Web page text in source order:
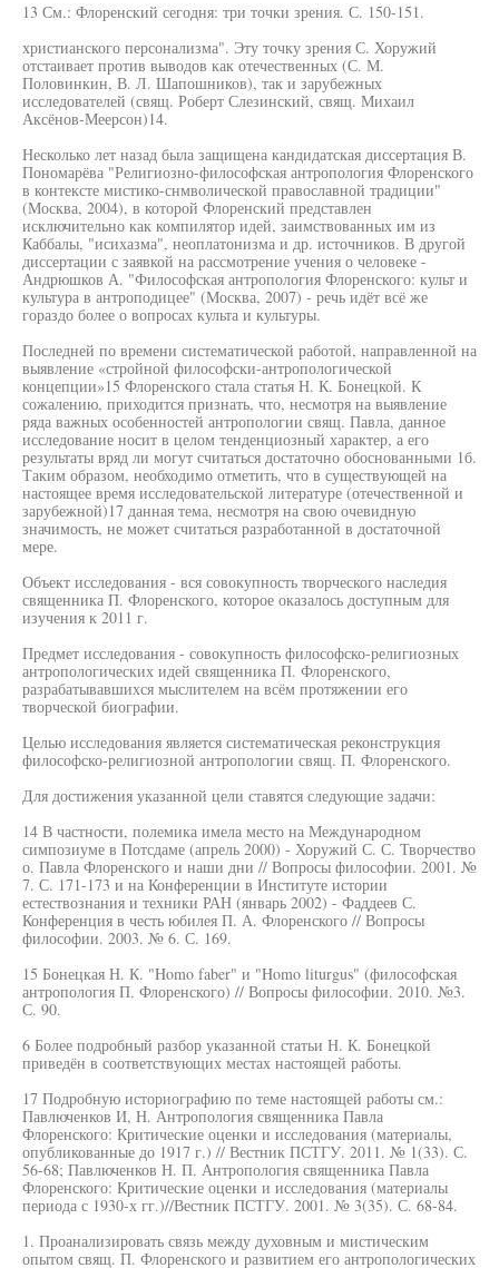
13 См.: Флоренский сегодня: три точки зрения. С. 150-151.
христианского персонализма". Эту точку зрения С. Хоружий
отстаивает против выводов как отечественных (С. М.
Половинкин, В. Л. Шапошников), так и зарубежных
исследователей (свящ. Роберт Слезинский, свящ. Михаил
Аксёнов-Меерсон)14.
Несколько лет назад была защищена кандидатская диссертация В.
Пономарёва "Религиозно-философская антропология Флоренского
в контексте мистико-снмволической православной традиции"
(Москва, 2004), в которой Флоренский представлен
исключительно как компилятор идей, заимствованных им из
Каббалы, "исихазма", неоплатонизма и др. источников. В другой
диссертации с заявкой на рассмотрение учения о человеке -
Андрюшков А. "Философская антропология Флоренского: культ и
культура в антроподицее" (Москва, 2007) - речь идёт всё же
гораздо более о вопросах культа и культуры.
Последней по времени систематической работой, направленной на
выявление «стройной философски-антропологической
концепции»15 Флоренского стала статья Н. К. Бонецкой. К
сожалению, приходится признать, что, несмотря на выявление
ряда важных особенностей антропологии свящ. Павла, данное
исследование носит в целом тенденциозный характер, а его
результаты вряд ли могут считаться достаточно обоснованными 1б.
Таким образом, необходимо отметить, что в существующей на
настоящее время исследовательской литературе (отечественной и
зарубежной)17 данная тема, несмотря на свою очевидную
значимость, не может считаться разработанной в достаточной
мере.
Объект исследования - вся совокупность творческого наследия
священника П. Флоренского, которое оказалось доступным для
изучения к 2011 г.
Предмет исследования - совокупность философско-религиозных
антропологических идей священника П. Флоренского,
разрабатывавшихся мыслителем на всём протяжении его
творческой биографии.
Целью исследования является систематическая реконструкция
философско-религиозной антропологии свящ. П. Флоренского.
Для достижения указанной цели ставятся следующие задачи:
14 В частности, полемика имела место на Международном
симпозиуме в Потсдаме (апрель 2000) - Хоружий С. С. Творчество
о. Павла Флоренского и наши дни // Вопросы философии. 2001. №
7. С. 171-173 и на Конференции в Институте истории
естествознания и техники РАН (январь 2002) - Фаддеев С.
Конференция в честь юбилея П. А. Флоренского // Вопросы
философии. 2003. № 6. С. 169.
15 Бонецкая Н. К. "Homo faber" и "Homo liturgus" (философская
антропология П. Флоренского) // Вопросы философии. 2010. №3.
С. 90.
6 Более подробный разбор указанной статьи Н. К. Бонецкой
приведён в соответствующих местах настоящей работы.
17 Подробную историографию по теме настоящей работы см.:
Павлюченков И, Н. Антропология священника Павла
Флоренского: Критические оценки и исследования (материалы,
опубликованные до 1917 г.) // Вестник ПСТГУ. 2011. № 1(33). С.
56-68; Павлюченков Н. П. Антропология священника Павла
Флоренского: Критические оценки и исследования (материалы
периода с 1930-х гг.)//Вестник ПСТГУ. 2001. № 3(35). С. 68-84.
1. Проанализировать связь между духовным и мистическим
опытом свящ. П. Флоренского и развитием его антропологических